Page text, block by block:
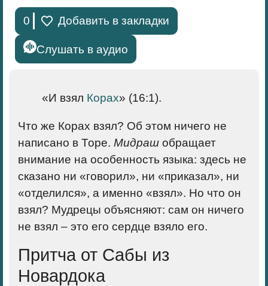
0 Добавить в закладки
Слушать в аудио
«И взял Корах» (16:1).
Что же Корах взял? Об этом ничего не
написано в Торе. Мидраш обращает
внимание на особенность языка: здесь не
сказано ни «говорил», ни «приказал», ни
«отделился», а именно «взял». Но что он
взял? Мудрецы объясняют: сам он ничего
не взял – это его сердце взяло его.
Притча от Сабы из
Новардока